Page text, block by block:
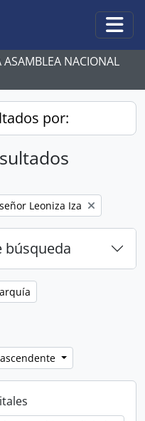
NACIONAL
por:
Leoniza Iza
búsqueda